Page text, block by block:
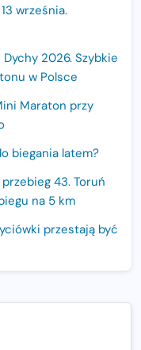
września.
2026. Szybkie
w Polsce
Maraton przy
biegania latem?
43. Toruń
na 5 km
przestają być
do szybkiego